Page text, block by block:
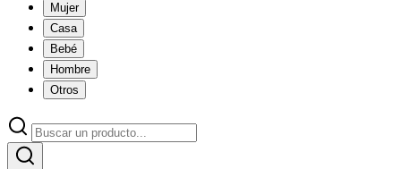
Mujer
Casa
Bebé
Hombre
Otros